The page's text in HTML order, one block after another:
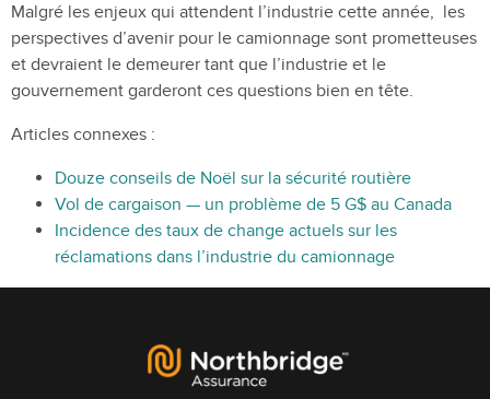
Malgré les enjeux qui attendent l’industrie cette année, les
perspectives d’avenir pour le camionnage sont prometteuses
et devraient le demeurer tant que l’industrie et le
gouvernement garderont ces questions bien en tête.
Articles connexes :
Douze conseils de Noël sur la sécurité routière
Vol de cargaison — un problème de 5 G$ au Canada
Incidence des taux de change actuels sur les
réclamations dans l’industrie du camionnage